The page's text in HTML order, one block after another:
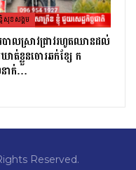
សុខសង្គម
បាលស្រាវជ្រាវរហូតឈានដល់
ាត់ខ្លួនចោរឆក់ខ្សែ ក
ាក់…
Reserved.